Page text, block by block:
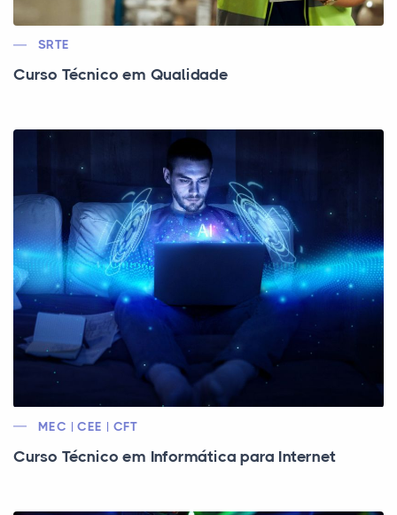
SRTE
Curso Técnico em Qualidade
MEC | CEE | CFT
Curso Técnico em Informática para Internet